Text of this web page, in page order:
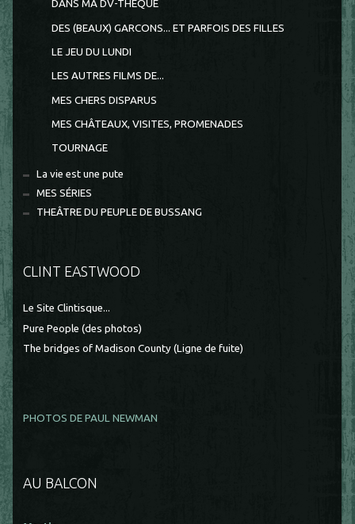
DANS MA DV-THEQUE
DES (BEAUX) GARCONS... ET PARFOIS DES FILLES
LE JEU DU LUNDI
LES AUTRES FILMS DE...
MES CHERS DISPARUS
MES CHÂTEAUX, VISITES, PROMENADES
TOURNAGE
La vie est une pute
MES SÉRIES
THEÂTRE DU PEUPLE DE BUSSANG
CLINT EASTWOOD
Le Site Clintisque...
Pure People (des photos)
The bridges of Madison County (Ligne de fuite)
PHOTOS DE PAUL NEWMAN
AU BALCON